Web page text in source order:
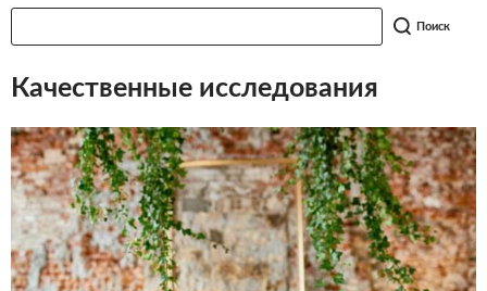
Качественные исследования